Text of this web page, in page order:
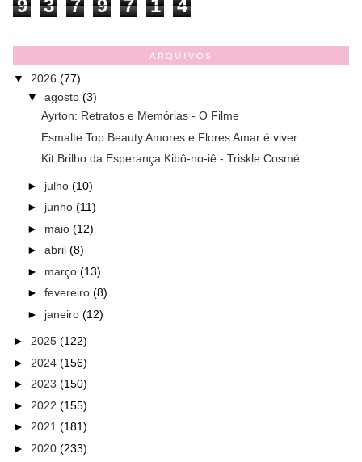
9 3 7 9 7 1 4
ARQUIVOS
▼ 2026 (77)
▼ agosto (3)
Ayrton: Retratos e Memórias - O Filme
Esmalte Top Beauty Amores e Flores Amar é viver
Kit Brilho da Esperança Kibô-no-iê - Triskle Cosmé...
► julho (10)
► junho (11)
► maio (12)
► abril (8)
► março (13)
► fevereiro (8)
► janeiro (12)
► 2025 (122)
► 2024 (156)
► 2023 (150)
► 2022 (155)
► 2021 (181)
► 2020 (233)